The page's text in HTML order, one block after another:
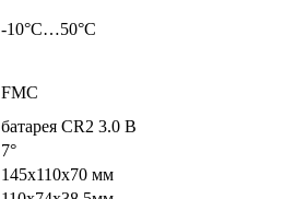
-10°С…50°С
FMC
батарея CR2 3.0 В
7°
145х110х70 мм